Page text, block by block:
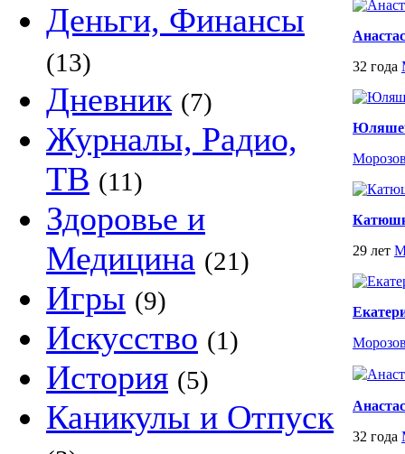
Деньги, Финансы
(13)
Дневник (7)
Журналы, Радио,
ТВ (11)
Здоровье и
Медицина (21)
Игры (9)
Искусство (1)
История (5)
Каникулы и Отпуск
32 года
29 лет
32 года